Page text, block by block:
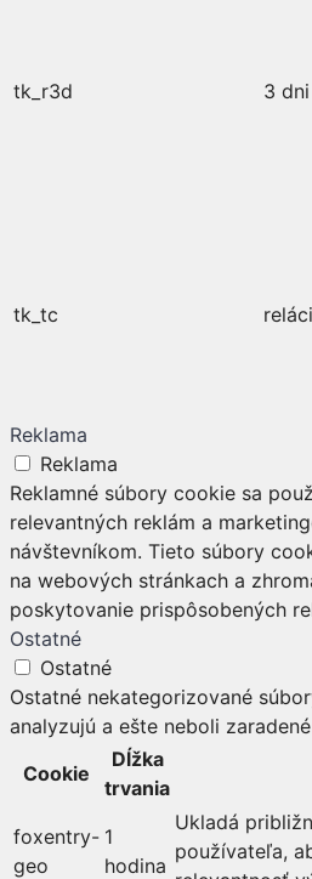
tk_r3d 3 dni
tk_tc
Reklama
Reklama
Reklamné súbory cookie sa
relevantných reklám a
návštevníkom. Tieto súbory
na webových stránkach a
poskytovanie prispôsobených
Ostatné
Ostatné
Ostatné nekategorizované
analyzujú a ešte neboli
Cookie
Dĺžka
trvania
foxentry-
geo
1
hodina
Ukladá
používateľa,